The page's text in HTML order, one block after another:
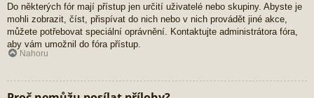
Do některých fór mají přístup jen určití uživatelé nebo skupiny. Abyste je
mohli zobrazit, číst, přispívat do nich nebo v nich provádět jiné akce,
můžete potřebovat speciální oprávnění. Kontaktujte administrátora fóra,
aby vám umožnil do fóra přístup.
Nahoru